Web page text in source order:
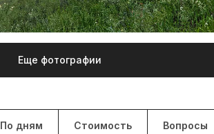
Еще фотографии
По дням Стоимость Вопросы